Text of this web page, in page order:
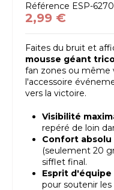
Référence ESP-
2,99 €
Faites du bruit et
mousse géant
fan zones ou même
l'accessoire
vers la victoire.
Visibilité
repéré de loin
Confort absolu
(seulement 20
sifflet final.
Esprit d'équipe
pour soutenir les